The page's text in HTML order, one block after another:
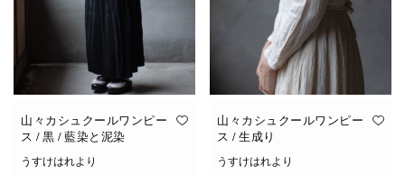
山々カシュクールワンピー
ス / 黒 / 藍染と泥染
うすけはれより
山々カシュクールワンピー
ス / 生成り
うすけはれより